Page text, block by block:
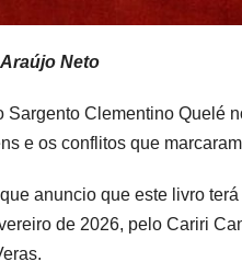
Neto
Sargento Clementino Quelé
e os conflitos que
anuncio que este livro
de 2026, pelo Cariri